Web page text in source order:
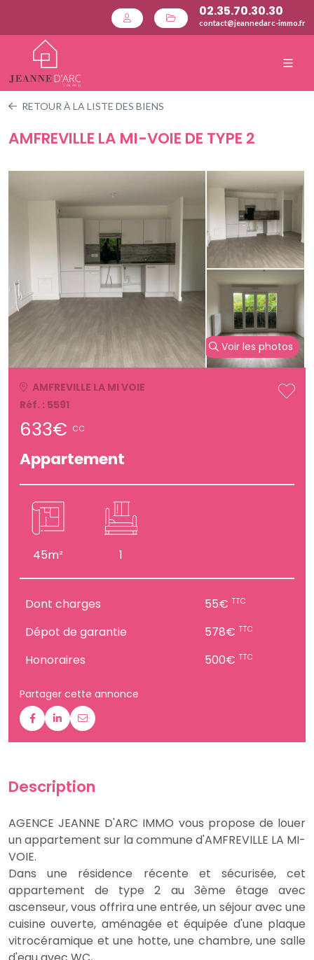
02.35.70.30.30
contact@jeannedarc-immo.fr
RETOUR À LA LISTE DES BIENS
AMFREVILLE LA MI-VOIE DE TYPE 2
Voir les photos
AMFREVILLE LA MI VOIE
Réf. : 5591
633€ CC
Appartement
45m² 1
Dont charges 55€ TTC
Dépot de garantie 578€ TTC
Honoraires 500€ TTC
Partager cette annonce
Description
AGENCE JEANNE D'ARC IMMO vous propose de louer
un appartement sur la commune d'AMFREVILLE LA MI-
VOIE.
Dans une résidence récente et sécurisée, cet
appartement de type 2 au 3ème étage avec
ascenseur, vous offrira une entrée, un séjour avec une
cuisine ouverte, aménagée et équipée d'une plaque
vitrocéramique et une hotte, une chambre, une salle